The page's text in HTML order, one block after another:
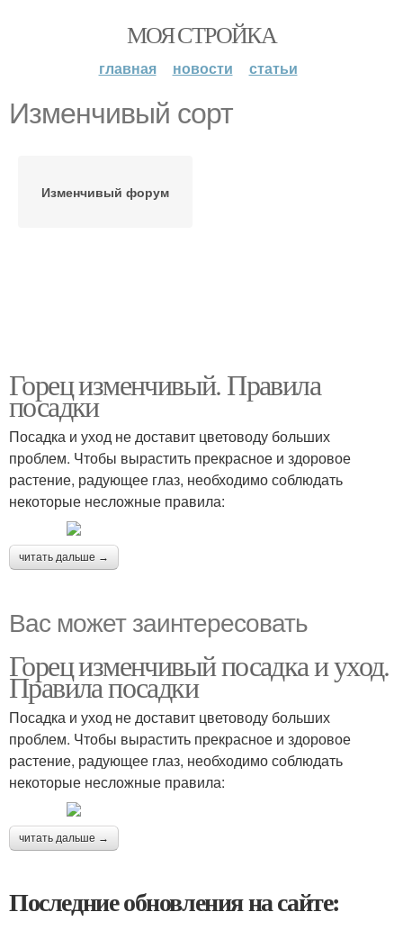
МОЯ СТРОЙКА
главная новости статьи
Изменчивый сорт
Изменчивый форум
Горец изменчивый. Правила
посадки
Посадка и уход не доставит цветоводу больших
проблем. Чтобы вырастить прекрасное и здоровое
растение, радующее глаз, необходимо соблюдать
некоторые несложные правила:
читать дальше →
Вас может заинтересовать
Горец изменчивый посадка и уход.
Правила посадки
Посадка и уход не доставит цветоводу больших
проблем. Чтобы вырастить прекрасное и здоровое
растение, радующее глаз, необходимо соблюдать
некоторые несложные правила:
читать дальше →
Последние обновления на сайте: